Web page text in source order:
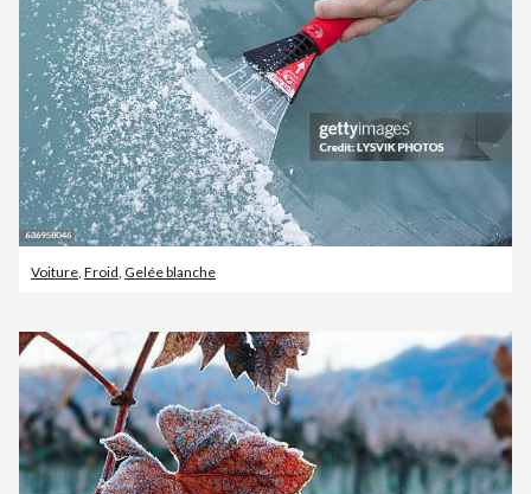
Voiture, Froid, Gelée blanche